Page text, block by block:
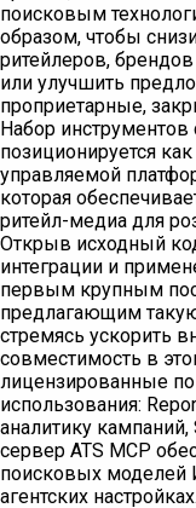
поисковым
образом, чтобы
ритейлеров,
или улучшить
проприетарные,
Набор
позиционируется
управляемой
которая
ритейл-медиа для
Открыв исходный
интеграции и
первым крупным
предлагающим
стремясь ускорить
совместимость в
лицензированные
использования:
аналитику
сервер ATS MCP
поисковых моделей
агентских настройках.